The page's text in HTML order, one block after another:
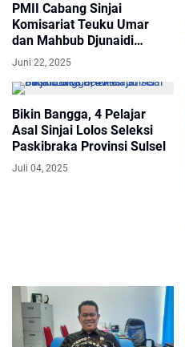
PMII Cabang Sinjai
‎Komisariat Teuku Umar
dan Mahbub Djunaidi
Sukses Gelar Rapat
Bersama
Juni 22, 2025
Bikin Bangga, 4 Pelajar
Asal Sinjai Lolos Seleksi
Paskibraka Provinsi Sulsel
Juli 04, 2025